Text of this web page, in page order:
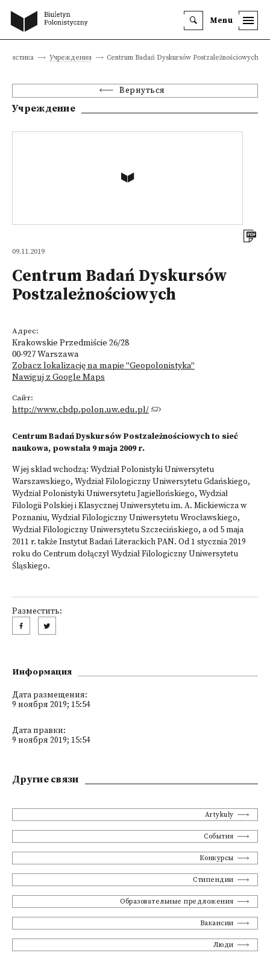
Menu
Учреждения Centrum Badań Dyskursów Postzależnościowych
Вернуться
Учреждение
09.11.2019
Centrum Badań Dyskursów
Postzależnościowych
Адрес:
Krakowskie Przedmiście 26/28
00-927 Warszawa
Zobacz lokalizację na mapie "Geopolonistyka"
Nawiguj z Google Maps
Сайт:
http://www.cbdp.polon.uw.edu.pl/
Centrum Badań Dyskursów Postzależnościowych to sieć
naukowa, powstała 9 maja 2009 r.
W jej skład wchodzą: Wydział Polonistyki Uniwersytetu
Warszawskiego, Wydział Filologiczny Uniwersytetu Gdańskiego,
Wydział Polonistyki Uniwersytetu Jagiellońskiego, Wydział
Filologii Polskiej i Klasycznej Uniwersytetu im. A. Mickiewicza w
Poznaniu, Wydział Filologiczny Uniwersytetu Wrocławskiego,
Wydział Filologiczny Uniwersytetu Szczecińskiego, a od 5 maja
2011 r. także Instytut Badań Literackich PAN. Od 1 stycznia 2019
roku do Centrum dołączył Wydział Filologiczny Uniwersytetu
Śląskiego.
Разместить:
Информация
Дата размещения:
9 ноября 2019; 15:54
Дата правки:
9 ноября 2019; 15:54
Другие связи
Artykuły
События
Конкурсы
Стипендии
Образовательные предложения
Вакансии
Люди